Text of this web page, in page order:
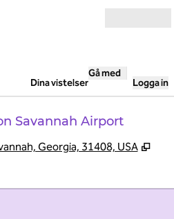
Dina vistelser
Gå med
Logga in
Savannah Airport
Georgia, 31408, USA ,